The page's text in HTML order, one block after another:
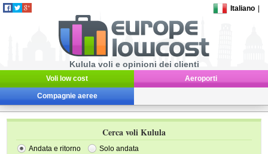
Italiano
Kulula voli e opinioni dei clienti
Voli low cost Aeroporti
Compagnie aeree
Cerca voli Kulula
Andata e ritorno Solo andata